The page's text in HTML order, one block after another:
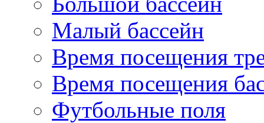
Малый бассейн
Время посещения
Время посещения
Футбольные поля